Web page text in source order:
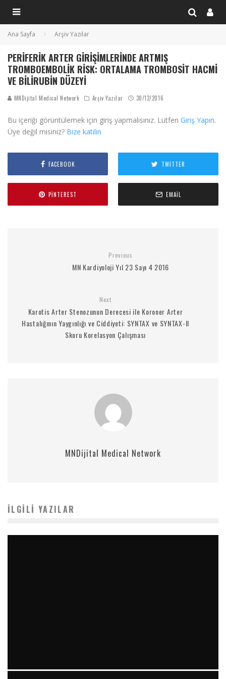
Ana Sayfa Arşiv Yazılar
PERIFERIK ARTER GIRIŞIMLERINDE ARTMIŞ
TROMBOEMBOLIK RISK: ORTALAMA TROMBOSIT HACMI
VE BILIRUBIN DÜZEYI
MNDijital Medical Network Arşiv Yazılar 30/12/2016
Bu içeriği görüntülemek için giriş yapmalısınız. Lütfen Giriş Yapın.
Üye değil misiniz? Bize katılın
FACEBOOK TWITTER
PINTEREST EMAIL
Previous
MN Kardiyoloji Yıl 23 Sayı 4 2016
Next
Karotis Arter Stenozunun Derecesi ile Koroner Arter
Hastalığının Yaygınlığı ve Ciddiyeti: SYNTAX ve SYNTAX-II
Skoru Korelasyon Çalışması
MNDijital Medical Network
İLGILI YAZILAR